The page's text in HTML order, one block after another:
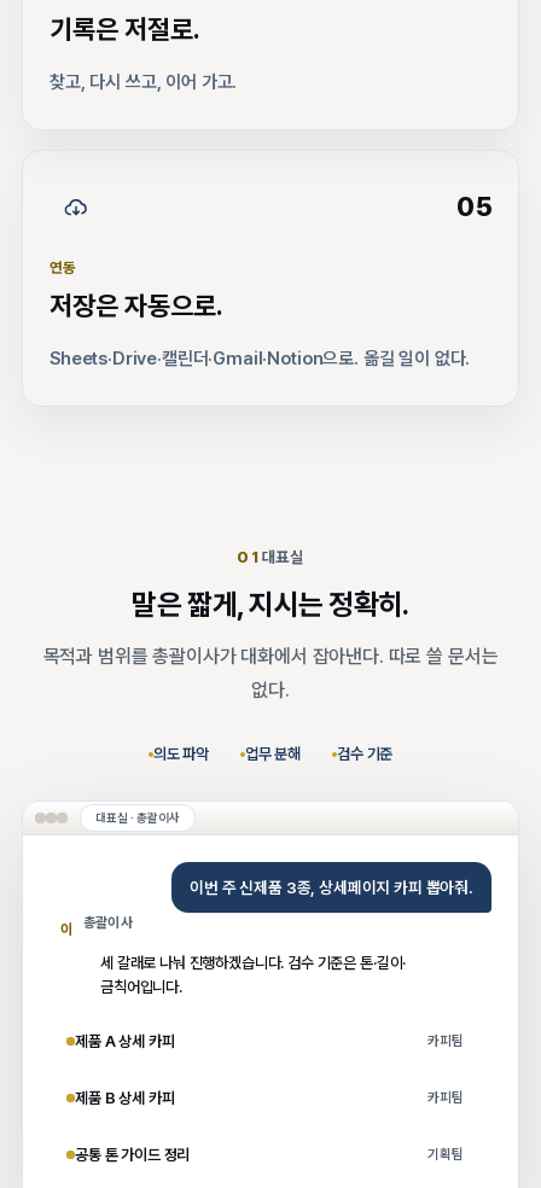
기록은 저절로.
찾고, 다시 쓰고, 이어 가고.
05
연동
저장은 자동으로.
Sheets·Drive·캘린더·Gmail·Notion으로. 옮길 일이 없다.
01 대표실
말은 짧게, 지시는 정확히.
목적과 범위를 총괄이사가 대화에서 잡아낸다. 따로 쓸 문서는
없다.
의도 파악 업무 분해 검수 기준
대표실 · 총괄이사
이번 주 신제품 3종, 상세페이지 카피 뽑아줘.
이 총괄이사
세 갈래로 나눠 진행하겠습니다. 검수 기준은 톤·길이·
금칙어입니다.
제품 A 상세 카피 카피팀
제품 B 상세 카피 카피팀
공통 톤 가이드 정리 기획팀